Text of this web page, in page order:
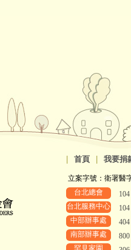
首頁 我要捐
立案字號：衛署醫
台北總會
台北服務中心
中部辦事處
南部辦事處
罕見家園